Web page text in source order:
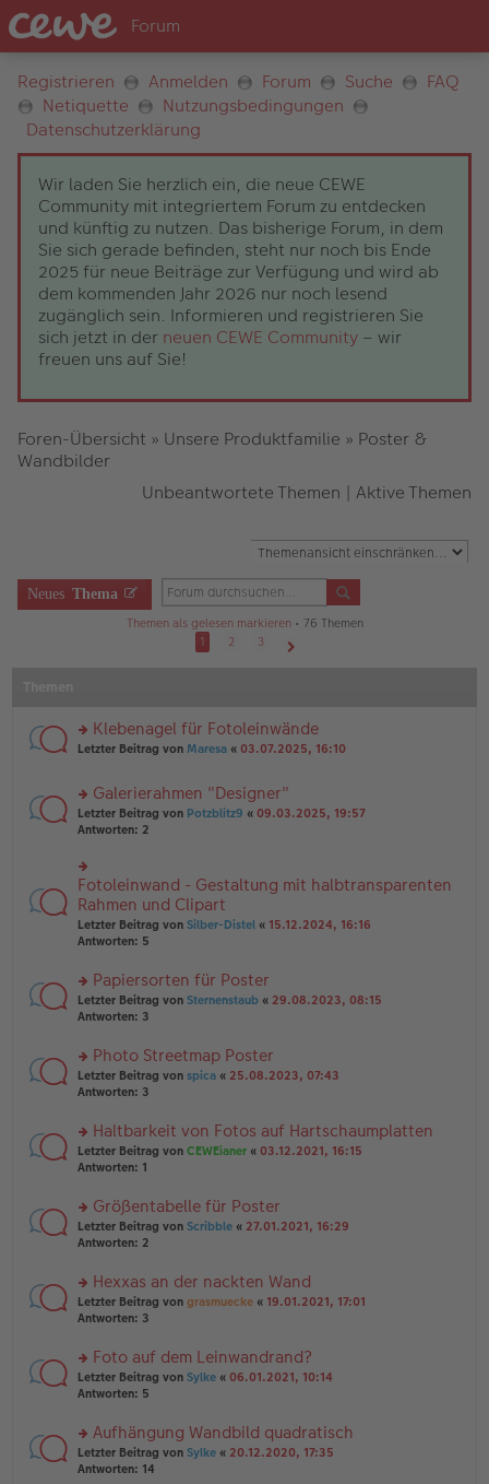
Registrieren Anmelden Forum Suche
FAQ
Netiquette
Nutzungsbedingungen
Datenschutzerklärung
Wir laden Sie herzlich ein, die neue CEWE
Community mit integriertem Forum zu entdecken
und künftig zu nutzen. Das bisherige Forum, in dem
Sie sich gerade befinden, steht nur noch bis Ende
2025 für neue Beiträge zur Verfügung und wird ab
dem kommenden Jahr 2026 nur noch lesend
zugänglich sein. Informieren und registrieren Sie
sich jetzt in der neuen CEWE Community – wir
freuen uns auf Sie!
Foren-Übersicht » Unsere Produktfamilie » Poster &
Wandbilder
Unbeantwortete Themen | Aktive Themen
Neues Thema
Themen als gelesen markieren• 76 Themen
1
2
3
rs
u
n
g
es
e
n
er
B
ei
a
g
Klebenagel für Fotoleinwände
Letzter Beitrag von Maresa « 03.07.2025, 16:10
rs
te
u
n
g
el
es
e
er
B
ei
tr
g
Galerierahmen "Designer"
Letzter Beitrag von Potzblitz9 « 09.03.2025, 19:57
Antworten: 2
rs
te
r
u
n
el
es
e
B
ei
tr
g
Fotoleinwand - Gestaltung mit halbtransparenten
Rahmen und Clipart
Letzter Beitrag von Silber-Distel « 15.12.2024, 16:16
Antworten: 5
rs
te
n
g
el
e
n
er
tr
a
g
Papiersorten für Poster
Letzter Beitrag von Sternenstaub « 29.08.2023, 08:15
Antworten: 3
rs
te
n
g
el
e
n
er
tr
a
g
Photo Streetmap Poster
Letzter Beitrag von spica « 25.08.2023, 07:43
Antworten: 3
rs
te
n
g
el
e
n
er
tr
a
g
Haltbarkeit von Fotos auf Hartschaumplatten
Letzter Beitrag von CEWEianer « 03.12.2021, 16:15
Antworten: 1
rs
te
n
g
el
e
n
er
tr
a
g
Größentabelle für Poster
Letzter Beitrag von Scribble « 27.01.2021, 16:29
Antworten: 2
rs
te
n
g
el
e
n
er
Hexxas an der nackten Wand
Letzter Beitrag von grasmuecke « 19.01.2021, 17:01
Antworten: 3
rs
te
n
g
el
Foto auf dem Leinwandrand?
Letzter Beitrag von Sylke « 06.01.2021, 10:14
Antworten: 5
rs
te
Aufhängung Wandbild quadratisch
Letzter Beitrag von Sylke « 20.12.2020, 17:35
Antworten: 14